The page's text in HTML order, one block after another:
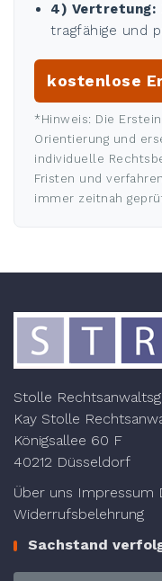
4) Vertretung:
tragfähige und
kostenlose
*Hinweis: Die
Orientierung und
individuelle
Fristen und
immer zeitnah
Stolle
Kay Stolle
Königsallee 60 F
40212 Düsseldorf
Über uns Impressum
Widerrufsbelehrung
Sachstand